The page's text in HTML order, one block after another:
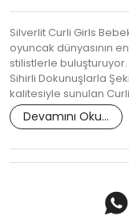
Silverlit Curli Girls
oyuncak dünyasının
stilistlerle buluşturuyor.
Sihirli Dokunuşlarla
kalitesiyle sunulan
Devamını Oku...